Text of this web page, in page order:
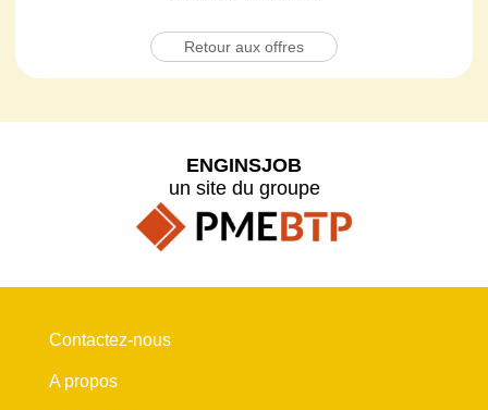
Retour aux offres
ENGINSJOB
un site du groupe
Contactez-nous
A propos